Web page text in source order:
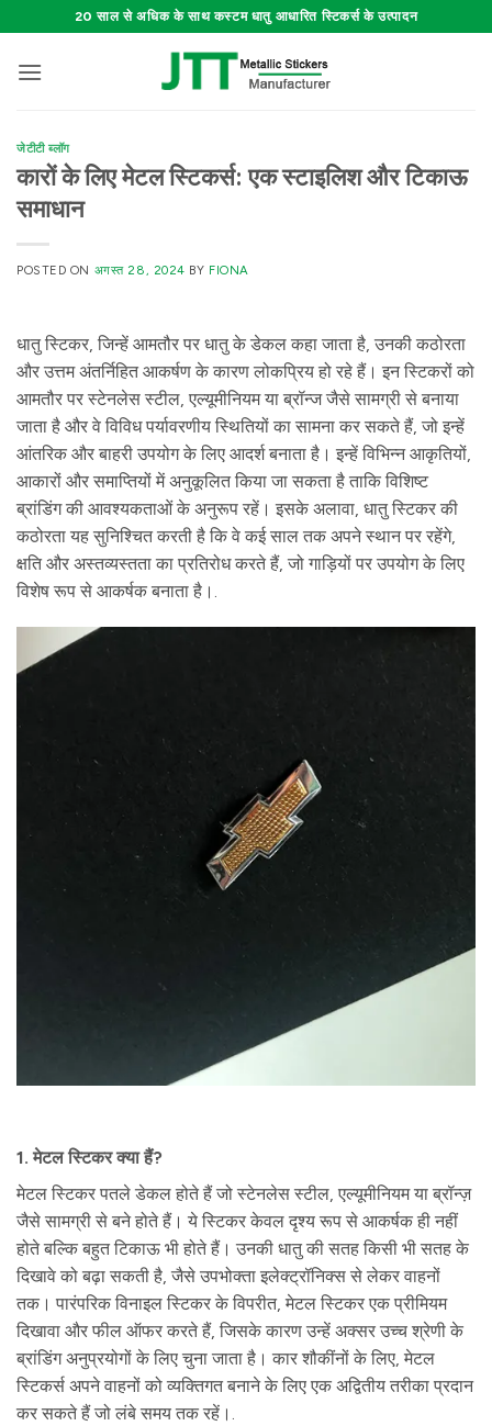
to
content
20 साल से अधिक के साथ कस्टम धातु आधारित स्टिकर्स के उत्पादन
जेटीटी ब्लॉग
कारों के लिए मेटल स्टिकर्स: एक स्टाइलिश और टिकाऊ
समाधान
POSTED ON अगस्त 28, 2024 BY FIONA
धातु स्टिकर, जिन्हें आमतौर पर धातु के डेकल कहा जाता है, उनकी कठोरता
और उत्तम अंतर्निहित आकर्षण के कारण लोकप्रिय हो रहे हैं। इन स्टिकरों को
आमतौर पर स्टेनलेस स्टील, एल्यूमीनियम या ब्रॉन्ज जैसे सामग्री से बनाया
जाता है और वे विविध पर्यावरणीय स्थितियों का सामना कर सकते हैं, जो इन्हें
आंतरिक और बाहरी उपयोग के लिए आदर्श बनाता है। इन्हें विभिन्न आकृतियों,
आकारों और समाप्तियों में अनुकूलित किया जा सकता है ताकि विशिष्ट
ब्रांडिंग की आवश्यकताओं के अनुरूप रहें। इसके अलावा, धातु स्टिकर की
कठोरता यह सुनिश्चित करती है कि वे कई साल तक अपने स्थान पर रहेंगे,
क्षति और अस्तव्यस्तता का प्रतिरोध करते हैं, जो गाड़ियों पर उपयोग के लिए
विशेष रूप से आकर्षक बनाता है।.
1. मेटल स्टिकर क्या हैं?
मेटल स्टिकर पतले डेकल होते हैं जो स्टेनलेस स्टील, एल्यूमीनियम या ब्रॉन्ज़
जैसे सामग्री से बने होते हैं। ये स्टिकर केवल दृश्य रूप से आकर्षक ही नहीं
होते बल्कि बहुत टिकाऊ भी होते हैं। उनकी धातु की सतह किसी भी सतह के
दिखावे को बढ़ा सकती है, जैसे उपभोक्ता इलेक्ट्रॉनिक्स से लेकर वाहनों
तक। पारंपरिक विनाइल स्टिकर के विपरीत, मेटल स्टिकर एक प्रीमियम
दिखावा और फील ऑफर करते हैं, जिसके कारण उन्हें अक्सर उच्च श्रेणी के
ब्रांडिंग अनुप्रयोगों के लिए चुना जाता है। कार शौकींनों के लिए, मेटल
स्टिकर्स अपने वाहनों को व्यक्तिगत बनाने के लिए एक अद्वितीय तरीका प्रदान
कर सकते हैं जो लंबे समय तक रहें।.